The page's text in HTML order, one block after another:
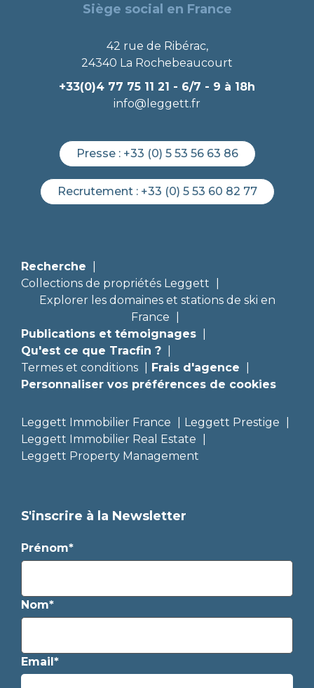
Siège social en France
42 rue de Ribérac,
24340 La Rochebeaucourt
+33(0)4 77 75 11 21 - 6/7 - 9 à 18h
info@leggett.fr
Presse : +33 (0) 5 53 56 63 86
Recrutement : +33 (0) 5 53 60 82 77
Recherche
Collections de propriétés Leggett
Explorer les domaines et stations de ski en
France
Publications et témoignages
Qu'est ce que Tracfin ?
Termes et conditions
Frais d'agence
Personnaliser vos préférences de cookies
Leggett Immobilier France
Leggett Prestige
Leggett Immobilier Real Estate
Leggett Property Management
S'inscrire à la Newsletter
Prénom*
Nom*
Email*